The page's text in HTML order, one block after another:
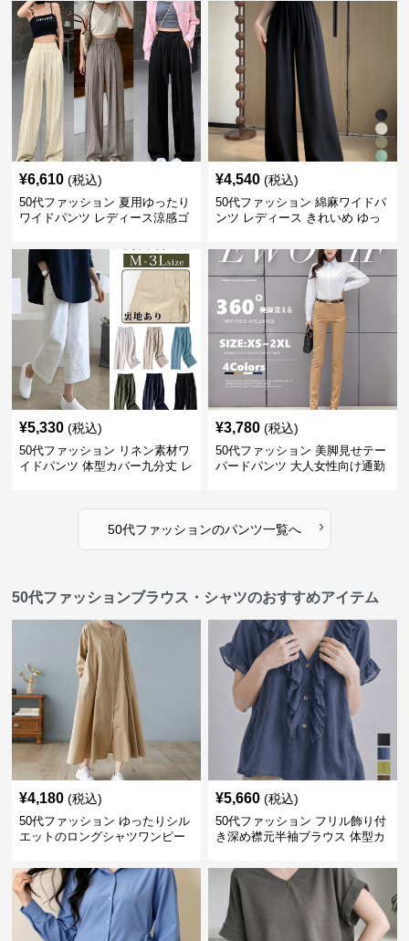
¥6,610 (税込)
50代ファッション 夏用ゆったり
ワイドパンツ レディース涼感ゴ
¥4,540 (税込)
50代ファッション 綿麻ワイドパ
ンツ レディース きれいめ ゆっ
¥5,330 (税込)
50代ファッション リネン素材ワ
イドパンツ 体型カバー九分丈 レ
¥3,780 (税込)
50代ファッション 美脚見せテー
パードパンツ 大人女性向け通勤
50代ファッションのパンツ一覧へ ›
50代ファッションブラウス・シャツのおすすめアイテム
¥4,180 (税込)
50代ファッション ゆったりシル
エットのロングシャツワンピー
¥5,660 (税込)
50代ファッション フリル飾り付
き深め襟元半袖ブラウス 体型カ